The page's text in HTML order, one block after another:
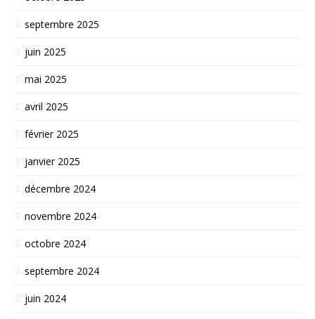
septembre 2025
juin 2025
mai 2025
avril 2025
février 2025
janvier 2025
décembre 2024
novembre 2024
octobre 2024
septembre 2024
juin 2024